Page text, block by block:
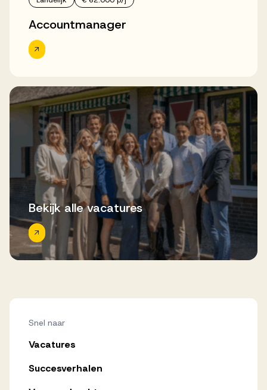
Accountmanager
Bekijk alle vacatures
Snel naar
Vacatures
Succesverhalen